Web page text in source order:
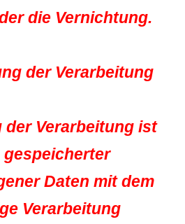
die Vernichtung.
der Verarbeitung
Verarbeitung ist
Daten mit dem
Verarbeitung